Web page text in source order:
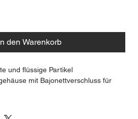
den Warenkorb
und flüssige Partikel
mit Bajonettverschluss für